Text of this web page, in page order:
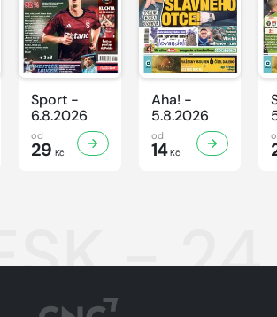
Sport -
6.8.2026
od
29 Kč
Aha! -
5.8.2026
od
14Kč
-